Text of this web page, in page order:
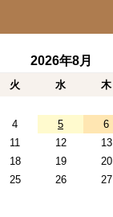
2026年8月
火 水 木
4 5 6
11 12 13
18 19 20
25 26 27